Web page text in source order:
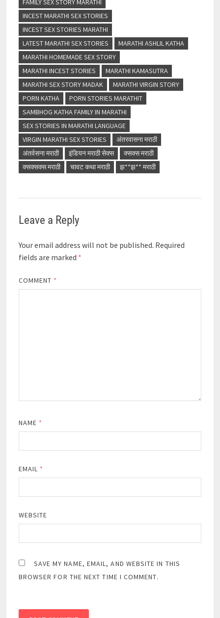
FAMILY SEX STORY MARATHI
INCEST MARATHI SEX STORIES
INCEST SEX STORIES MARATHI
LATEST MARATHI SEX STORIES
MARATHI ASHLIL KATHA
MARATHI HOMEMADE SEX STORY
MARATHI INCEST STORIES
MARATHI KAMASUTRA
MARATHI SEX STORY MADAK
MARATHI VIRGIN STORY
PORN KATHA
PORN STORIES MARATHIT
SAMBHOG KATHA FAMILY IN MARATHI
SEX STORIES IN MARATHI LANGUAGE
VIRGIN MARATHI SEX STORIES
अंतरवासना मराठी
अंतर्वसना मराठी
इंडियन मराठी सेक्स
क्सक्स मराठी
क्सक्सक्स मराठी
चावट कथा मराठी झ**झ** मराठी
Leave a Reply
Your email address will not be published. Required
fields are marked *
COMMENT *
NAME *
EMAIL *
WEBSITE
SAVE MY NAME, EMAIL, AND WEBSITE IN THIS
BROWSER FOR THE NEXT TIME I COMMENT.